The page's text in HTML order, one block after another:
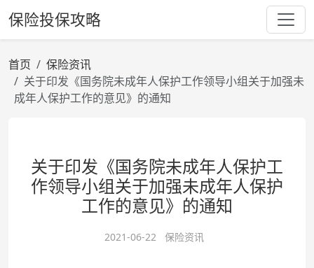
保险投保攻略
首页
保险资讯
关于印发《国务院未成年人保护工作领导小组关于加强未
成年人保护工作的意见》的通知
关于印发《国务院未成年人保护工
作领导小组关于加强未成年人保护
工作的意见》的通知
2021-06-22 保险资讯